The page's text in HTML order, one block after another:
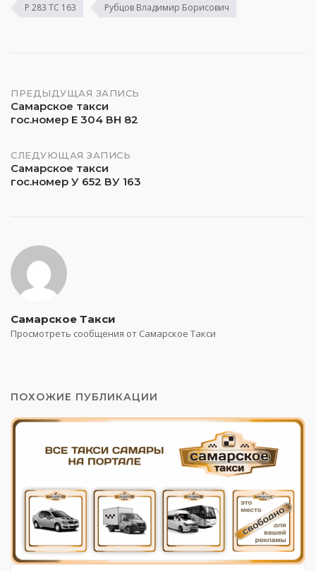
Р 283 ТС 163 Рубцов Владимир Борисович
Навигация
по
записям
ПРЕДЫДУЩАЯ ЗАПИСЬ
Самарское такси
гос.номер Е 304 ВН 82
СЛЕДУЮЩАЯ ЗАПИСЬ
Самарское такси
гос.номер У 652 ВУ 163
Самарское Такси
Просмотреть сообщения от Самарское Такси
ПОХОЖИЕ ПУБЛИКАЦИИ